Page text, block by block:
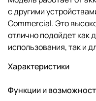
с другими
Commercial. Это
отлично подойдет как
использования, так и
Характеристики
Функции и